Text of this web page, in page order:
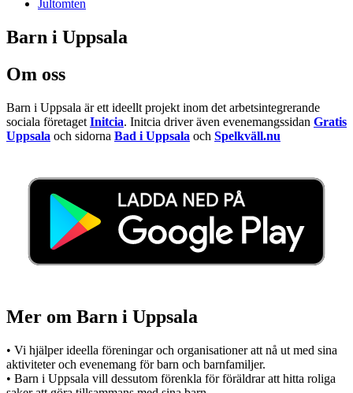
Jultomten
Barn i Uppsala
Om oss
Barn i Uppsala är ett ideellt projekt inom det arbetsintegrerande
sociala företaget Initcia. Initcia driver även evenemangssidan Gratis
Uppsala och sidorna Bad i Uppsala och Spelkväll.nu
Mer om Barn i Uppsala
• Vi hjälper ideella föreningar och organisationer att nå ut med sina
aktiviteter och evenemang för barn och barnfamiljer.
• Barn i Uppsala vill dessutom förenkla för föräldrar att hitta roliga